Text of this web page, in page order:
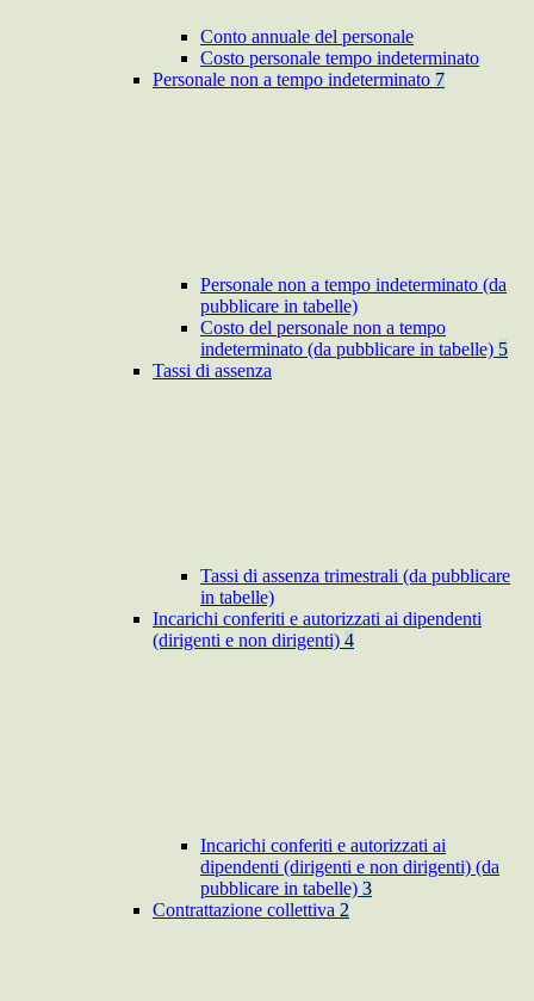
Conto annuale del personale
Costo personale tempo indeterminato
Personale non a tempo indeterminato 7
Personale non a tempo indeterminato (da
pubblicare in tabelle)
Costo del personale non a tempo
indeterminato (da pubblicare in tabelle) 5
Tassi di assenza
Tassi di assenza trimestrali (da pubblicare
in tabelle)
Incarichi conferiti e autorizzati ai dipendenti
(dirigenti e non dirigenti) 4
Incarichi conferiti e autorizzati ai
dipendenti (dirigenti e non dirigenti) (da
pubblicare in tabelle) 3
Contrattazione collettiva 2